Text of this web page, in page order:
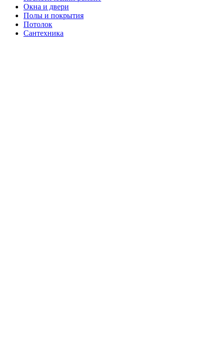
Окна и двери
Полы и покрытия
Потолок
Сантехника